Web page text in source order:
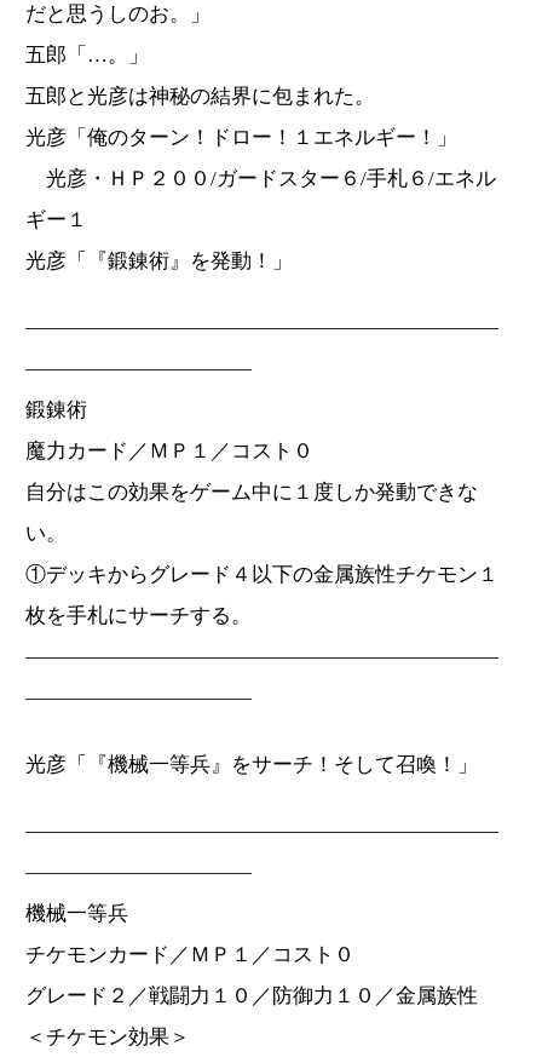
だと思うしのお。」
五郎「…。」
五郎と光彦は神秘の結界に包まれた。
光彦「俺のターン！ドロー！１エネルギー！」
光彦・ＨＰ２００/ガードスター６/手札６/エネル
ギー１
光彦「『鍛錬術』を発動！」
―――――――――――――――――――――――
―――――――――――
鍛錬術
魔力カード／ＭＰ１／コスト０
自分はこの効果をゲーム中に１度しか発動できな
い。
①デッキからグレード４以下の金属族性チケモン１
枚を手札にサーチする。
―――――――――――――――――――――――
―――――――――――
光彦「『機械一等兵』をサーチ！そして召喚！」
―――――――――――――――――――――――
―――――――――――
機械一等兵
チケモンカード／ＭＰ１／コスト０
グレード２／戦闘力１０／防御力１０／金属族性
＜チケモン効果＞